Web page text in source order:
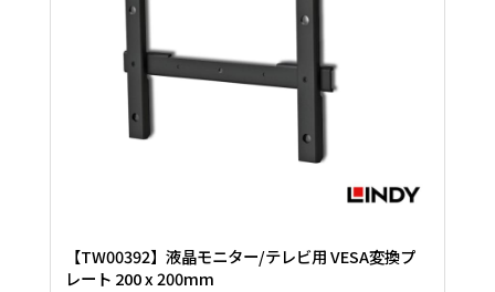
【TW00392】液晶モニター/テレビ用 VESA変換プ
レート 200 x 200mm